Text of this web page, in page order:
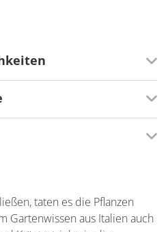
taten es die Pflanzen
Gartenwissen aus Italien auch